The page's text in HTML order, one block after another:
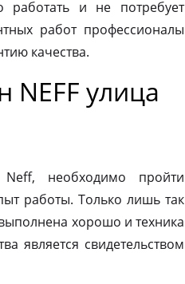
работать и не потребует
работ профессионалы
качества.
улица
необходимо пройти
работы. Только лишь так
хорошо и техника
является свидетельством